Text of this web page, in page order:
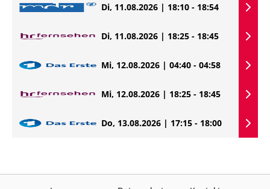
Di, 11.08.2026 | 18:10 - 18:54
Di, 11.08.2026 | 18:25 - 18:45
Mi, 12.08.2026 | 04:40 - 04:58
Mi, 12.08.2026 | 18:25 - 18:45
Do, 13.08.2026 | 17:15 - 18:00